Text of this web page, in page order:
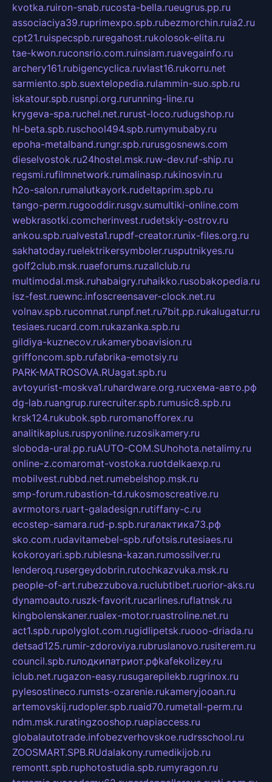
kvotka.ruiron-snab.rucosta-bella.rueugrus.pp.ru
associaciya39.ruprimexpo.spb.rubezmorchin.ruia2.ru
cpt21.ruispecspb.ruregahost.rukolosok-elita.ru
tae-kwon.ruconsrio.com.ruinsiam.ruavegainfo.ru
archery161.rubigencyclica.ruvlast16.rukorru.net
sarmiento.spb.suextelopedia.rulammin-suo.spb.ru
iskatour.spb.rusnpi.org.rurunning-line.ru
krygeva-spa.ruchel.net.rurust-loco.rudugshop.ru
hl-beta.spb.ruschool494.spb.rumymubaby.ru
epoha-metalband.rungr.spb.rurusgosnews.com
dieselvostok.ru24hostel.msk.ruw-dev.ruf-ship.ru
regsmi.rufilmnetwork.rumalinasp.rukinosvin.ru
h2o-salon.rumalutkayork.rudeltaprim.spb.ru
tango-perm.rugooddir.rusgv.sumultiki-online.com
webkrasotki.comcherinvest.rudetskiy-ostrov.ru
ankou.spb.rualvesta1.rupdf-creator.runix-files.org.ru
sakhatoday.ruelektrikersymboler.rusputnikyes.ru
golf2club.msk.ruaeforums.ruzallclub.ru
multimodal.msk.ruhabaigry.ruhaikko.rusobakopedia.ru
isz-fest.ruewnc.infoscreensaver-clock.net.ru
volnav.spb.rucomnat.runpf.net.ru7bit.pp.rukalugatur.ru
tesiaes.rucard.com.rukazanka.spb.ru
gildiya-kuznecov.rukameryboavision.ru
griffoncom.spb.rufabrika-emotsiy.ru
PARK-MATROSOVA.RUagat.spb.ru
avtoyurist-moskva1.ruhardware.org.ruсхема-авто.рф
dg-lab.ruangrup.rurecruiter.spb.rumusic8.spb.ru
krsk124.rukubok.spb.ruromanofforex.ru
analitikaplus.ruspyonline.ruzosikamery.ru
sloboda-ural.pp.ruAUTO-COM.SUhohota.netalimy.ru
online-z.comaromat-vostoka.ruotdelkaexp.ru
mobilvest.rubbd.net.rumebelshop.msk.ru
smp-forum.rubastion-td.rukosmoscreative.ru
avrmotors.ruart-galadesign.rutiffany-c.ru
ecostep-samara.rud-p.spb.ruгалактика73.рф
sko.com.rudavitamebel-spb.rufotsis.rutesiaes.ru
kokoroyari.spb.rublesna-kazan.rumossilver.ru
lenderoq.rusergeydobrin.rutochkazvuka.msk.ru
people-of-art.rubezzubova.ruclubtibet.ruorior-aks.ru
dynamoauto.ruszk-favorit.rucarlines.ruflatnsk.ru
kingbolenskaner.rualex-motor.ruastroline.net.ru
act1.spb.rupolyglot.com.rugidlipetsk.ruooo-driada.ru
detsad125.rumir-zdoroviya.rubruslanovo.rusiterem.ru
council.spb.ruлодкипатриот.рфkafekolizey.ru
iclub.net.rugazon-easy.rusugarepilekb.rugrinox.ru
pylesostineco.rumsts-ozarenie.rukameryjooan.ru
artemovskij.rudopler.spb.ruaid70.rumetall-perm.ru
ndm.msk.ruratingzooshop.ruapiaccess.ru
globalautotrade.infobezverhovskoe.rudrsschool.ru
ZOOSMART.SPB.RUdalakony.rumedikijob.ru
remontt.spb.ruphotostudia.spb.rumyragon.ru